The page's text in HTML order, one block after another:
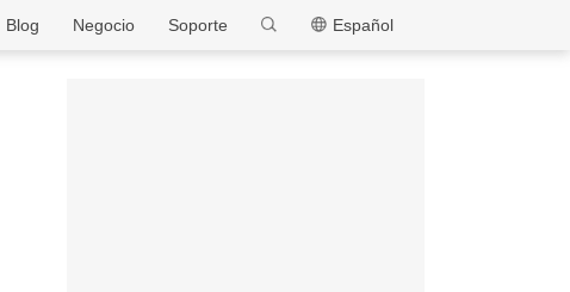
MEmu
Español
Soporte
Negocio
Blog